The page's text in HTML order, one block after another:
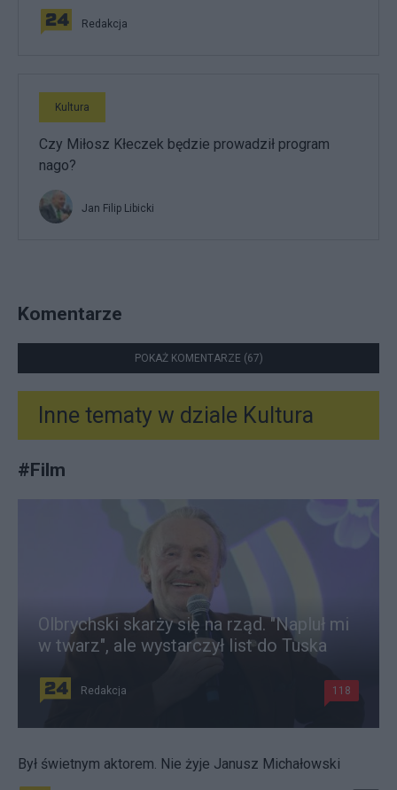
Redakcja
Kultura
Czy Miłosz Kłeczek będzie prowadził program
nago?
Jan Filip Libicki
Komentarze
POKAŻ KOMENTARZE (67)
Inne tematy w dziale Kultura
#Film
Olbrychski skarży się na rząd. "Napluł mi
w twarz", ale wystarczył list do Tuska
Redakcja 118
Był świetnym aktorem. Nie żyje Janusz Michałowski